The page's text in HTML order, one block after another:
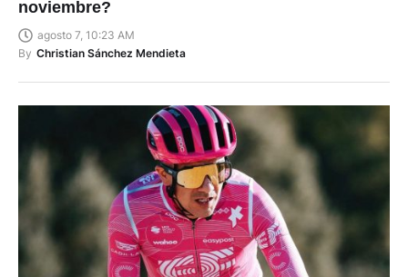
agosto 7, 10:23 AM
By
Christian Sánchez Mendieta